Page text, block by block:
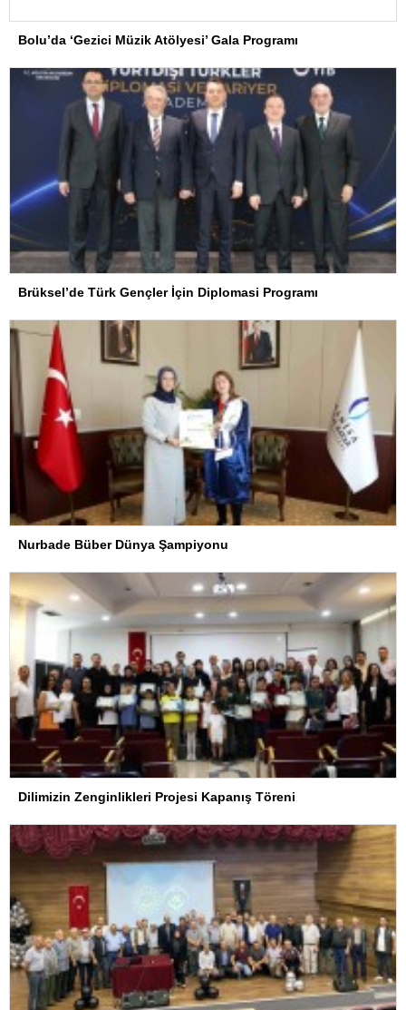
Bolu’da ‘Gezici Müzik Atölyesi’ Gala Programı
Brüksel’de Türk Gençler İçin Diplomasi Programı
Nurbade Büber Dünya Şampiyonu
Dilimizin Zenginlikleri Projesi Kapanış Töreni